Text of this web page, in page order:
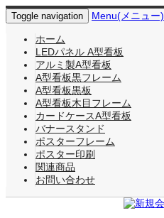
Toggle navigation Menu(メニュー)
ホーム
LEDパネル A型看板
アルミ製A型看板
A型看板黒フレーム
A型看板黒板
A型看板木目フレーム
カードケースA型看板
バナースタンド
ポスターフレーム
ポスター印刷
関連商品
お問い合わせ